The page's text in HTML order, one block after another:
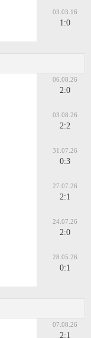
03.03.16
1:0
06.08.26
2:0
03.08.26
2:2
31.07.26
0:3
27.07.26
2:1
24.07.26
2:0
28.05.26
0:1
07.08.26
2:1